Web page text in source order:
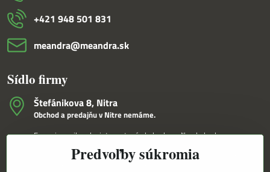
+421 948 501 831
meandra​@meandra​.sk
Sídlo firmy
Štefánikova 8, Nitra
Obchod a predajňu v Nitre nemáme.
Fungujeme iba ako internetový obchod a veľkoobchod.
V Nitre Vám tovar dovezieme osobne na základe internetovej
objednávky a telefonického dohovoru.
Predvoľby súkromia